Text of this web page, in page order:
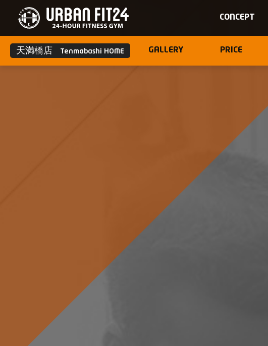
CONCEPT
天満橋店 Tenmabashi HOME GALLERY PRICE